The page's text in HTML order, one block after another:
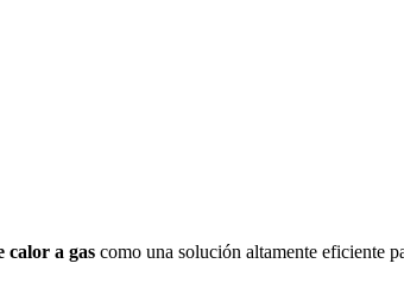
calor a gas como una solución altamente eficiente